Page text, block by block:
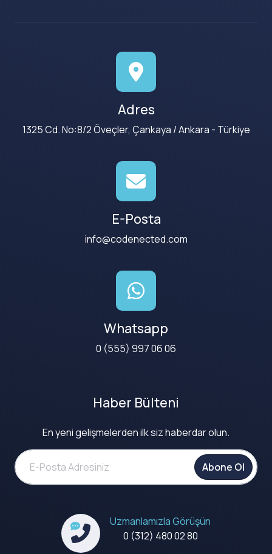
Adres
1325 Cd. No:8/2 Öveçler, Çankaya / Ankara - Türkiye
E-Posta
info@codenected.com
Whatsapp
0 (555) 997 06 06
Haber Bülteni
En yeni gelişmelerden ilk siz haberdar olun.
Abone Ol
Uzmanlamızla Görüşün
0 (312) 480 02 80